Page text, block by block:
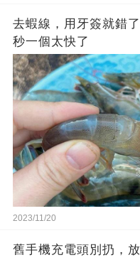
去蝦線，用牙簽就錯
秒一個太快了
2023/11/20
舊手機充電頭別扔，